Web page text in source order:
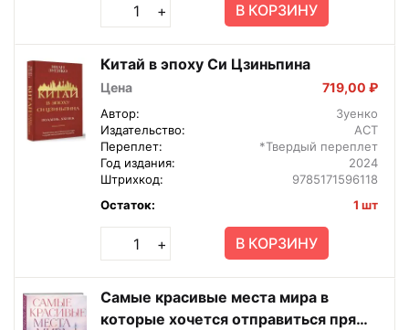
+ В КОРЗИНУ
Китай в эпоху Си Цзиньпина
Цена 719,00 ₽
Автор:
Зуенко
Издательство:
АСТ
Переплет:
*Твердый переплет
Год издания:
2024
Штрихкод:
9785171596118
Остаток:
1 шт
+ В КОРЗИНУ
Самые красивые места мира в
которые хочется отправиться прямо